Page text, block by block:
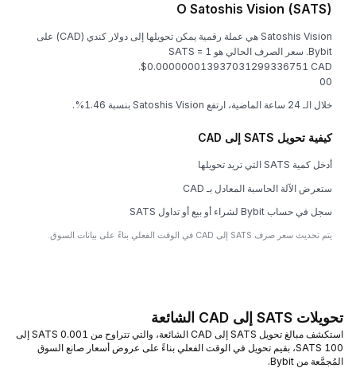
O Satoshis Vision (SATS)
Satoshis Vision هي عملة رقمية يمكن تحويلها إلى دولار كندي (CAD) على
Bybit. سعر الصرف الحالي هو 1 SATS =
$0.000000013937031299336751 CAD.
00
خلال الـ 24 ساعة الماضية، ارتفع Satoshis Vision بنسبة 1.46%.
كيفية تحويل SATS إلى CAD
أدخل كمية SATS التي تريد تحويلها
ستعرض الآلة الحاسبة المعادل بـ CAD
سجل في حساب Bybit لشراء أو بيع أو تداول SATS
يتم تحديث سعر صرف SATS إلى CAD في الوقت الفعلي بناءً على بيانات السوق.
تحويلات SATS إلى CAD الشائعة
استكشف مبالغ تحويل SATS إلى CAD الشائعة، والتي تتراوح من 0.001 SATS إلى
100 SATS، بقيم تحويل في الوقت الفعلي بناءً على عروض أسعار صانع السوق
المُجمَّعة من Bybit.